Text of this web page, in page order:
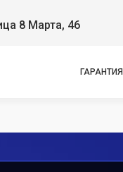
8 Марта, 46
ГАРАНТИЯ